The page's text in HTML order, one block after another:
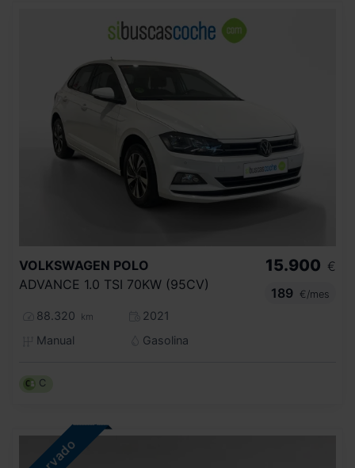
VOLKSWAGEN POLO
ADVANCE 1.0 TSI 70KW (95CV)
88.320 km
2021
Manual
Gasolina
15.900 €
189
€/mes
C